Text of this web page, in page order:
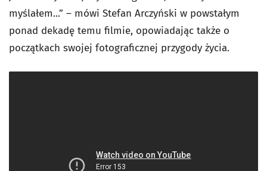
myślałem...” – mówi Stefan Arczyński w powstałym
ponad dekadę temu filmie, opowiadając także o
początkach swojej fotograficznej przygody życia.